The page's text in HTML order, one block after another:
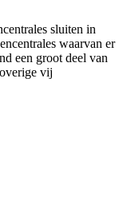
sluiten in
waarvan er
een groot deel van
vij